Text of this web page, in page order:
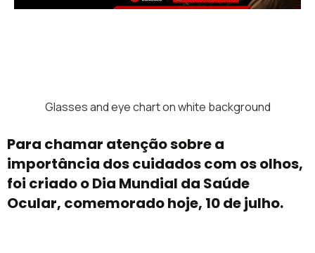
Glasses and eye chart on white background
Para chamar atenção sobre a
importância dos cuidados com os olhos,
foi criado o Dia Mundial da Saúde
Ocular, comemorado hoje, 10 de julho.